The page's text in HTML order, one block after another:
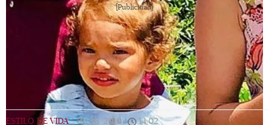
[Publicidad]
ESTILO DE VIDA | 01/08/2019 | 14:02 |